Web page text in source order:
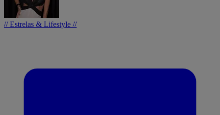
// Estrelas & Lifestyle //